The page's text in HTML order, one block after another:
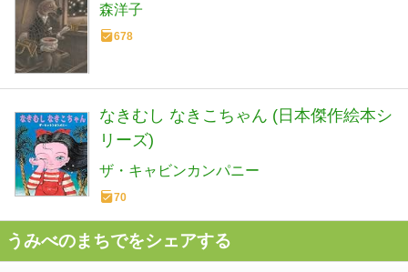
森洋子
678
なきむし なきこちゃん (日本傑作絵本シ
リーズ)
ザ・キャビンカンパニー
70
うみべのまちでをシェアする